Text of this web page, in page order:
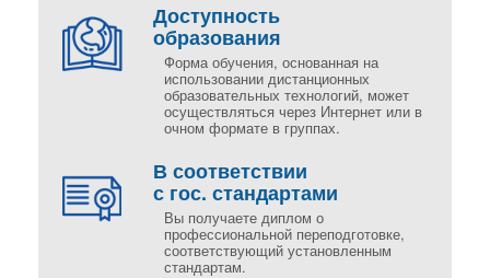
Доступность
образования
Форма обучения, основанная на
использовании дистанционных
образовательных технологий, может
осуществляться через Интернет или в
очном формате в группах.
В соответствии
с гос. стандартами
Вы получаете диплом о
профессиональной переподготовке,
соответствующий установленным
стандартам.